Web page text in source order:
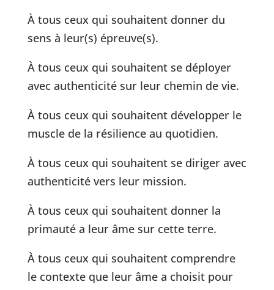
À tous ceux qui souhaitent donner du
sens à leur(s) épreuve(s).
À tous ceux qui souhaitent se déployer
avec authenticité sur leur chemin de vie.
À tous ceux qui souhaitent développer le
muscle de la résilience au quotidien.
À tous ceux qui souhaitent se diriger avec
authenticité vers leur mission.
À tous ceux qui souhaitent donner la
primauté a leur âme sur cette terre.
À tous ceux qui souhaitent comprendre
le contexte que leur âme a choisit pour